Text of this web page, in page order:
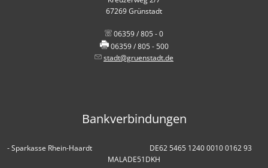
67269 Grünstadt
06359 / 805 - 0
06359 / 805 - 500
stadt@gruenstadt.de
Bankverbindungen
- Sparkasse Rhein-Haardt DE62 5465 1240 0010 0162 93
MALADE51DKH